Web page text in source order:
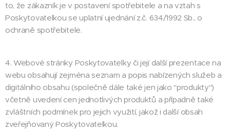
to, že zákazník je v postavení spotřebitele a na vztah s
Poskytovatelkou se uplatní ujednání z.č. 634/1992 Sb., o
ochraně spotřebitele.
4. Webové stránky Poskytovatelky či její další prezentace na
webu obsahují zejména seznam a popis nabízených služeb a
digitálního obsahu (společně dále také jen jako "produkty")
včetně uvedení cen jednotlivých produktů a případně také
zvláštních podmínek pro jejich využití, jakož i další obsah
zveřejňovaný Poskytovatelkou.